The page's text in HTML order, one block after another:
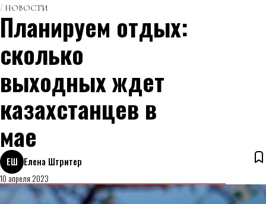
НОВОСТИ
Планируем отдых:
сколько
выходных ждет
казахстанцев в
мае
ЕШ Елена Штритер
10 апреля 2023